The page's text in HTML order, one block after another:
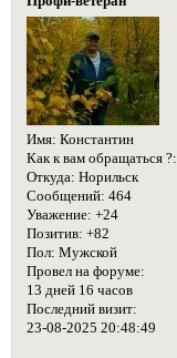
Имя: Константин
Как к вам обращаться ?:
Откуда: Норильск
Сообщений: 464
Уважение: +24
Позитив: +82
Пол: Мужской
Провел на форуме:
13 дней 16 часов
Последний визит:
23-08-2025 20:48:49